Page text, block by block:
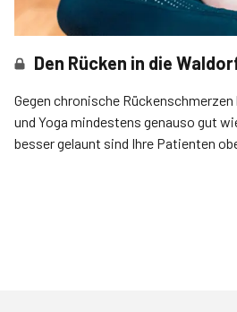
Den Rücken in die
Gegen chronische
und Yoga mindestens genauso gut
besser gelaunt sind Ihre Patienten